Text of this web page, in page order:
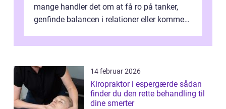
mange handler det om at få ro på tanker,
genfinde balancen i relationer eller komme
14 februar 2026
Kiropraktor i espergærde sådan
finder du den rette behandling til
dine smerter